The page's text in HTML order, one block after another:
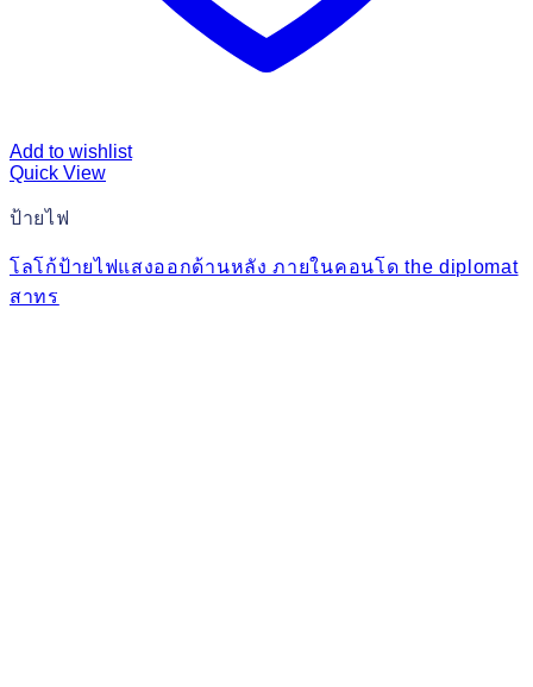
Add to wishlist
Quick View
ป้ายไฟ
โลโก้ป้ายไฟแสงออกด้านหลัง ภายในคอนโด the diplomat
สาทร